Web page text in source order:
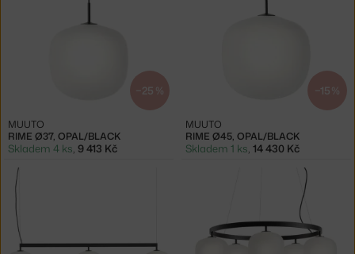
−25 %
RIME Ø37, OPAL/BLACK
MUUTO
Skladem 4 ks, 9 413 Kč
−15 %
RIME Ø45, OPAL/BLACK
MUUTO
Skladem 1 ks, 14 430 Kč